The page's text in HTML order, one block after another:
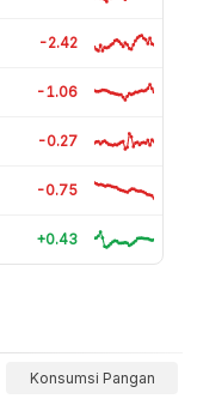
-2.42
-1.06
-0.27
-0.75
+0.43
Konsumsi Pangan